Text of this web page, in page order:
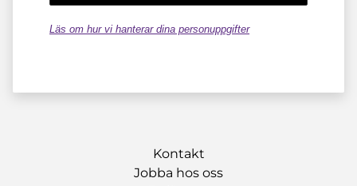
Läs om hur vi hanterar dina personuppgifter
Kontakt
Jobba hos oss